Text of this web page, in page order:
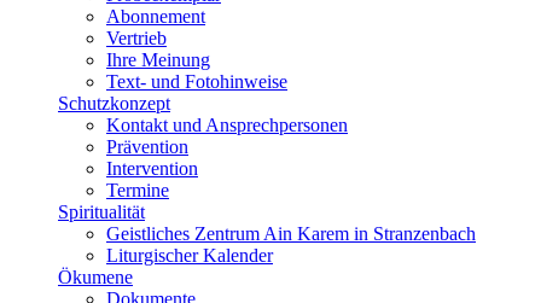
Abonnement
Vertrieb
Ihre Meinung
Text- und Fotohinweise
Schutzkonzept
Kontakt und Ansprechpersonen
Prävention
Intervention
Termine
Spiritualität
Geistliches Zentrum Ain Karem in Stranzenbach
Liturgischer Kalender
Ökumene
Dokumente